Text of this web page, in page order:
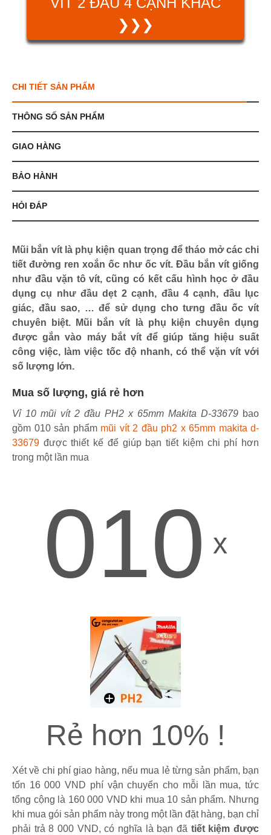
❯❯❯
CHI TIẾT SẢN PHẨM
THÔNG SỐ SẢN PHẨM
GIAO HÀNG
BẢO HÀNH
HỎI ĐÁP
Mũi bắn vít là phụ kiện quan trọng để tháo mở các chi
tiết đường ren xoắn ốc như ốc vít. Đầu bắn vít giống
như đầu vặn tô vít, cũng có kết cấu hình học ở đầu
dụng cụ như đầu dẹt 2 cạnh, đầu 4 cạnh, đầu lục
giác, đầu sao, … để sử dụng cho tưng đầu ốc vít
chuyên biệt. Mũi bắn vít là phụ kiện chuyên dụng
được gắn vào máy bắt vít để giúp tăng hiệu suất
công việc, làm việc tốc độ nhanh, có thể vặn vít với
số lượng lớn.
Mua số lượng, giá rẻ hơn
Vỉ 10 mũi vít 2 đầu PH2 x 65mm Makita D-33679 bao
gồm 010 sản phẩm mũi vít 2 đầu ph2 x 65mm makita d-
33679 được thiết kế để giúp bạn tiết kiệm chi phí hơn
trong một lần mua
010 x
Rẻ hơn 10% !
Xét về chi phí giao hàng, nếu mua lẻ từng sản phẩm, bạn
tốn 16 000 VND phí vận chuyển cho mỗi lần mua, tức
tổng cộng là 160 000 VND khi mua 10 sản phẩm. Nhưng
khi mua gói sản phẩm này trong một lần đặt hàng, bạn chỉ
phải trả 8 000 VND, có nghĩa là bạn đã tiết kiệm được